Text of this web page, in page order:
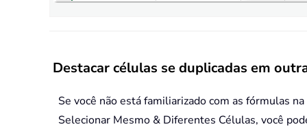
Destacar células se duplicadas em
Se você não está familiarizado com as fórmulas
Selecionar Mesmo & Diferentes Células, você